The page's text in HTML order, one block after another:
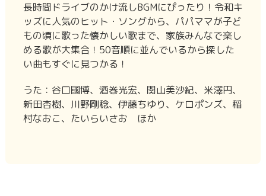
長時間ドライブのかけ流しBGMにぴったり！令和キ
ッズに人気のヒット・ソングから、パパママが子ど
もの頃に歌った懐かしい歌まで、家族みんなで楽し
める歌が大集合！50音順に並んでいるから探した
い曲もすぐに見つかる！
うた：谷口國博、酒巻光宏、関山美沙紀、米澤円、
新田杏樹、川野剛稔、伊藤ちゆり、ケロポンズ、稲
村なおこ、たいらいさお ほか